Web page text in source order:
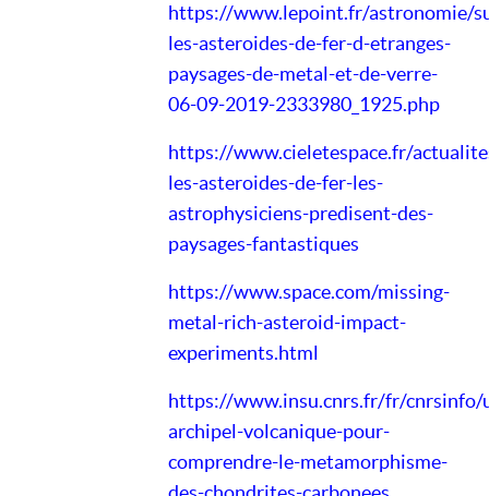
https://www.lepoint.fr/astronomie/
les-asteroides-de-fer-d-etranges-
paysages-de-metal-et-de-verre-
06-09-2019-2333980_1925.php
https://www.cieletespace.fr/
les-asteroides-de-fer-les-
astrophysiciens-predisent-des-
paysages-fantastiques
https://www.space.com/missing-
metal-rich-asteroid-impact-
experiments.html
https://www.insu.cnrs.fr/fr/cnrsinfo/
archipel-volcanique-pour-
comprendre-le-metamorphisme-